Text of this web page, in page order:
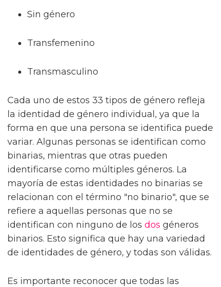
Sin género
Transfemenino
Transmasculino
Cada uno de estos 33 tipos de género refleja
la identidad de género individual, ya que la
forma en que una persona se identifica puede
variar. Algunas personas se identifican como
binarias, mientras que otras pueden
identificarse como múltiples géneros. La
mayoría de estas identidades no binarias se
relacionan con el término "no binario", que se
refiere a aquellas personas que no se
identifican con ninguno de los dos géneros
binarios. Esto significa que hay una variedad
de identidades de género, y todas son válidas.
Es importante reconocer que todas las